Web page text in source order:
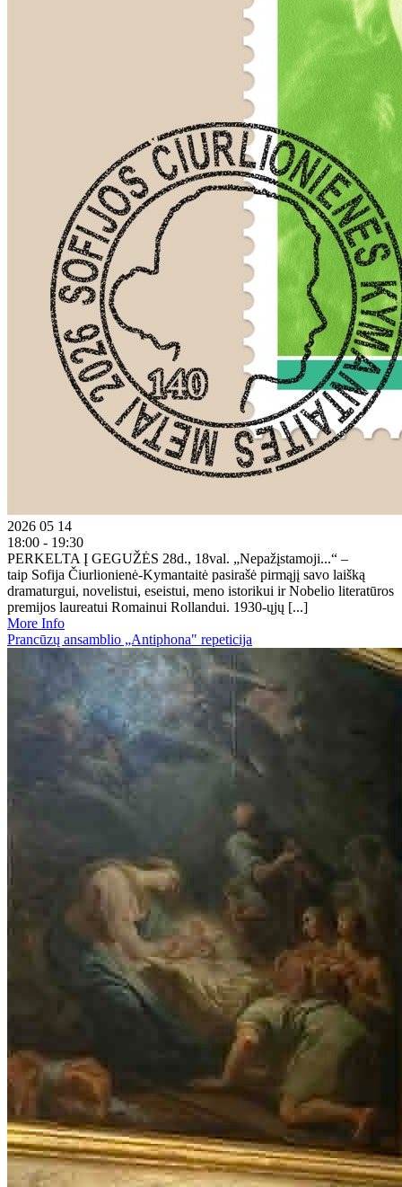
2026 05 14
18:00 - 19:30
PERKELTA Į GEGUŽĖS 28d., 18val. „Nepažįstamoji...“ –
taip Sofija Čiurlionienė-Kymantaitė pasirašė pirmąjį savo laišką
dramaturgui, novelistui, eseistui, meno istorikui ir Nobelio literatūros
premijos laureatui Romainui Rollandui. 1930-ųjų [...]
More Info
Prancūzų ansamblio „Antiphona" repeticija